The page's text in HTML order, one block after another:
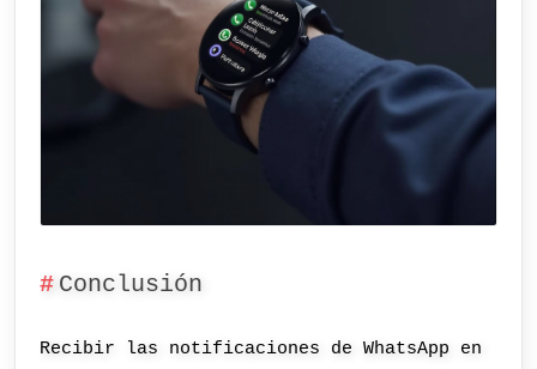
Conclusión
Recibir las notificaciones de WhatsApp en